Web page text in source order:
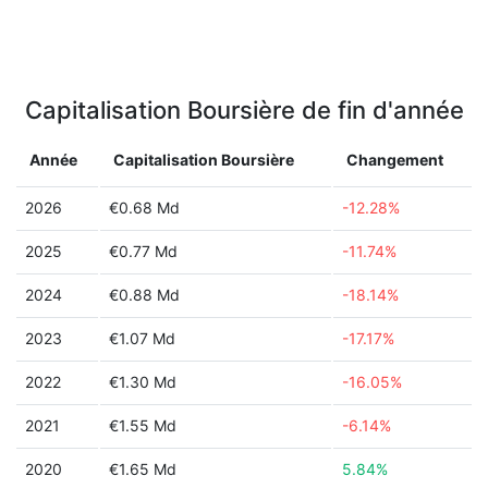
Capitalisation Boursière de fin d'année
Année Capitalisation Boursière Changement
2026 €0.68 Md -12.28%
2025 €0.77 Md -11.74%
2024 €0.88 Md -18.14%
2023 €1.07 Md -17.17%
2022 €1.30 Md -16.05%
2021 €1.55 Md -6.14%
2020 €1.65 Md 5.84%